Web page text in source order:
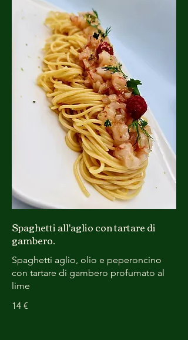
Spaghetti all'aglio con tartare di
gambero.
Spaghetti aglio, olio e peperoncino
con tartare di gambero profumato al
lime
14 €